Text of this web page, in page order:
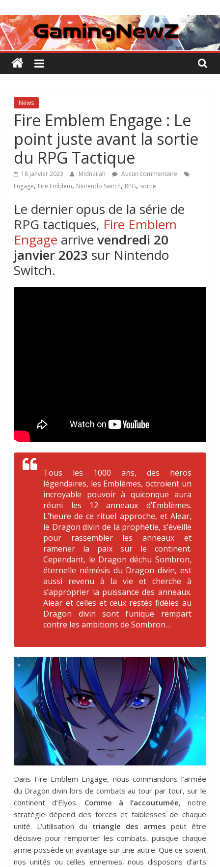
au
contenu
GamingNewZ
Tests
et
Actu
des
vidéo
News
Fire Emblem Engage : Le
point juste avant la sortie
du RPG Tactique
18 janvier 2023 Midnailah
Aucun commentaire
Engage, Fire Emblem, Nintendo Switch, RPG, sortie
Le dernier opus de la série de
RPG tactiques, Fire Emblem
Engage arrive vendredi 20
janvier 2023 sur Nintendo
Switch.
Tous les 1000 ans, des héros
légendaires, les Emblèmes, octroient un
incroyable pouvoir à quiconque aura
réuni les 12 anneaux d’Emblèmes.
L’heure de ce rituel approche, et Alear,
le Dragon divin de la prophétie, s’éveille
pour rassembler les anneaux et
ramener la paix sur le continent.
Cependant, le Dragon déchu Sombron,
éternelle némésis du Dragon divin, est
aussi revenu à la vie et cherche à
s’approprier la puissance des anneaux.
Alear et celles et ceux restés fidèles au
Dragon divin sont l’unique rempart
contre les ambitions de Sombron…
Dans Fire Emblem Engage, nous commandons l’armée
du Dragon divin lors de combats au tour par tour, sur le
continent d’Elyos. Comme à l’accoutumée, notre
stratégie dépend des forces et faiblesses de chaque
unité. L’utilisation du triangle des armes peut être
décisive pour remporter les combats, puisque chaque
arme possède un avantage sur une autre. Que ce soient
nos unités ou celles ennemies, nous disposons d’arts